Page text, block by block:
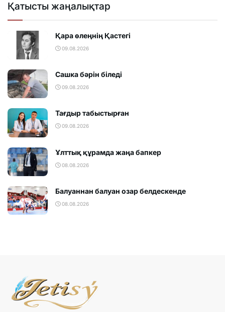
Қатысты жаңалықтар
Қара өлеңнің Қастегі
09.08.2026
Сашка бәрін біледі
09.08.2026
Тағдыр табыстырған
09.08.2026
Ұлттық құрамда жаңа бапкер
08.08.2026
Балуаннан балуан озар белдескенде
08.08.2026